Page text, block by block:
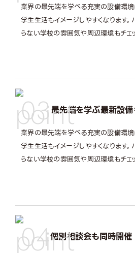
業界の最先端を学べる充実の設備環境
学生生活もイメージしやすくなります
らない学校の雰囲気や周辺環境もチェ
03最先端を学ぶ最新設備
業界の最先端を学べる充実の設備環境
学生生活もイメージしやすくなります
らない学校の雰囲気や周辺環境もチェ
04個別相談会も同時開催